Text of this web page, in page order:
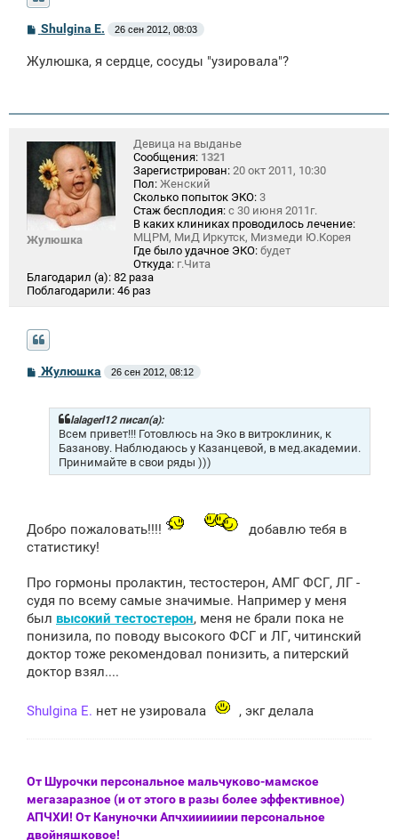
С
о
б
и
Shulgina E. 26 сен 2012, 08:03
Жулюшка, я сердце, сосуды "узировала"?
Жулюшка
Девица на выданье
Сообщения: 1321
Зарегистрирован: 20 окт 2011, 10:30
Пол: Женский
Сколько попыток ЭКО: 3
Стаж бесплодия: с 30 июня 2011г.
В каких клиниках проводилось лечение:
МЦРМ, МиД Иркутск, Мизмеди Ю.Корея
Где было удачное ЭКО: будет
Откуда: г.Чита
Благодарил (а): 82 раза
Поблагодарили: 46 раз
С
о
Жулюшка 26 сен 2012, 08:12
lalagerl12 писал(а):
Всем привет!!! Готовлюсь на Эко в витроклиник, к
Базанову. Наблюдаюсь у Казанцевой, в мед.академии.
Принимайте в свои ряды )))
Добро пожаловать!!!!
добавлю тебя в
статистику!
Про гормоны пролактин, тестостерон, АМГ ФСГ, ЛГ -
судя по всему самые значимые. Например у меня
был высокий тестостерон, меня не брали пока не
понизила, по поводу высокого ФСГ и ЛГ, читинский
доктор тоже рекомендовал понизить, а питерский
доктор взял....
Shulgina E. нет не узировала , экг делала
От Шурочки персональное мальчуково-мамское
мегазаразное (и от этого в разы более эффективное)
АПЧХИ! От Кануночки Апчхиииииии персональное
двойняшковое!